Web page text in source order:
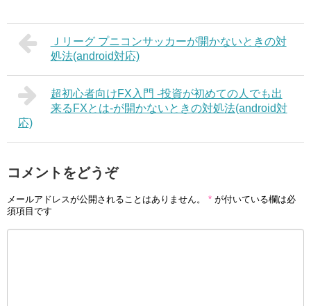
Ｊリーグ プニコンサッカーが開かないときの対
処法(android対応)
超初心者向けFX入門 -投資が初めての人でも出
来るFXとは-が開かないときの対処法(android対
応)
コメントをどうぞ
メールアドレスが公開されることはありません。 * が付いている欄は必
須項目です